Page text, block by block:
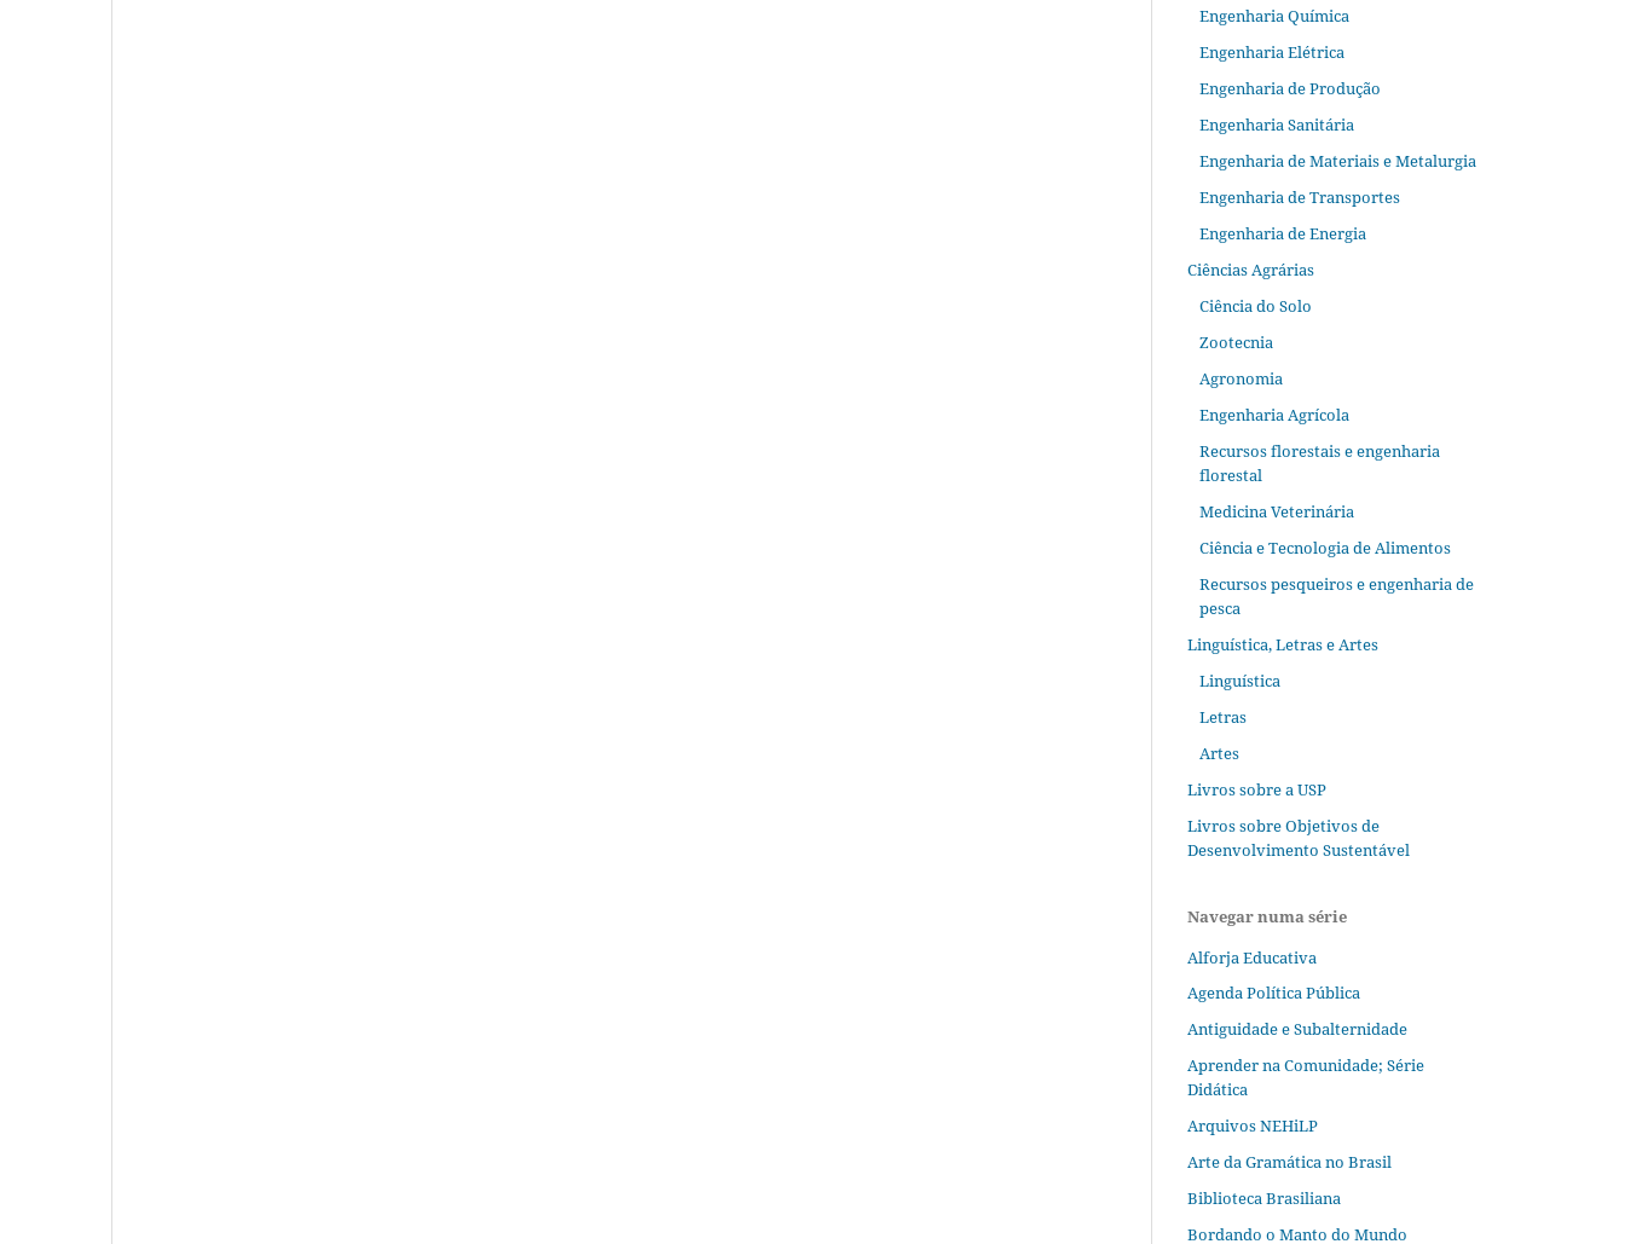
Engenharia Química
Engenharia Elétrica
Engenharia de Produção
Engenharia Sanitária
Engenharia de Materiais e Metalurgia
Engenharia de Transportes
Engenharia de Energia
Ciências Agrárias
Ciência do Solo
Zootecnia
Agronomia
Engenharia Agrícola
Recursos florestais e engenharia
florestal
Medicina Veterinária
Ciência e Tecnologia de Alimentos
Recursos pesqueiros e engenharia de
pesca
Linguística, Letras e Artes
Linguística
Letras
Artes
Livros sobre a USP
Livros sobre Objetivos de
Desenvolvimento Sustentável
Navegar numa série
Alforja Educativa
Agenda Política Pública
Antiguidade e Subalternidade
Aprender na Comunidade; Série
Didática
Arquivos NEHiLP
Arte da Gramática no Brasil
Biblioteca Brasiliana
Bordando o Manto do Mundo